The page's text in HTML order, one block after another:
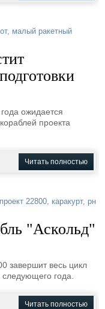
, малый ракетный
ожидается
проекта
Читать полностью
проект 22800, каракурт, рн
"Аскольд"
завершит весь цикл
года.
Читать полностью